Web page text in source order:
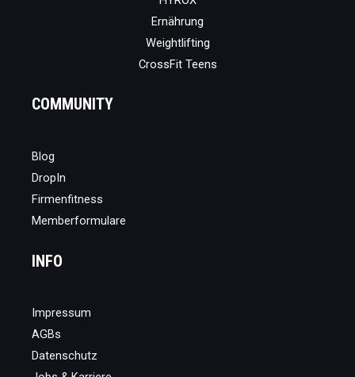
Ernährung
Weightlifting
CrossFit Teens
COMMUNITY
Blog
DropIn
Firmenfitness
Memberformulare
INFO
Impressum
AGBs
Datenschutz